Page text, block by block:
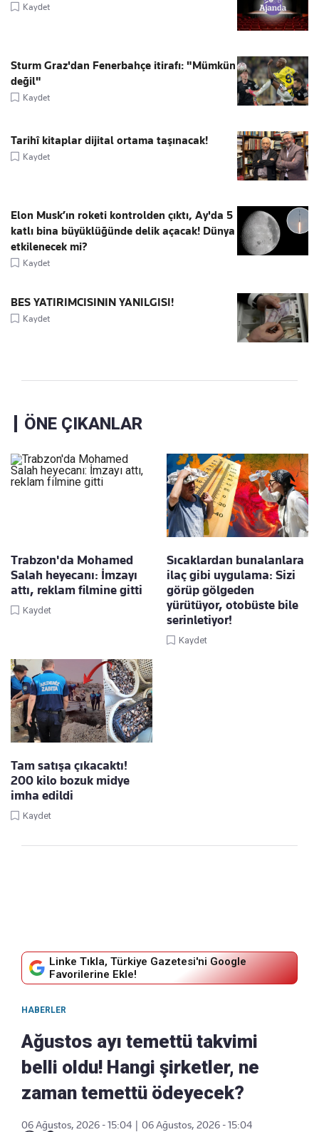
Kaydet
Sturm Graz'dan Fenerbahçe itirafı: "Mümkün
değil"
Kaydet
Tarihî kitaplar dijital ortama taşınacak!
Kaydet
Elon Musk’ın roketi kontrolden çıktı, Ay'da 5
katlı bina büyüklüğünde delik açacak! Dünya
etkilenecek mi?
Kaydet
BES YATIRIMCISININ YANILGISI!
Kaydet
ÖNE ÇIKANLAR
Trabzon'da Mohamed
Salah heyecanı: İmzayı
attı, reklam filmine gitti
Kaydet
Sıcaklardan bunalanlara
ilaç gibi uygulama: Sizi
görüp gölgeden
yürütüyor, otobüste bile
serinletiyor!
Kaydet
Tam satışa çıkacaktı!
200 kilo bozuk midye
imha edildi
Kaydet
Linke Tıkla, Türkiye Gazetesi'ni Google
Favorilerine Ekle!
HABERLER
Ağustos ayı temettü takvimi
belli oldu! Hangi şirketler, ne
zaman temettü ödeyecek?
06 Ağustos, 2026 - 15:04 | 06 Ağustos, 2026 - 15:04